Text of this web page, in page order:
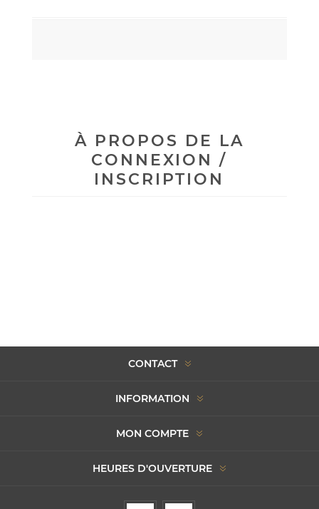
À PROPOS DE LA
CONNEXION /
INSCRIPTION
CONTACT
INFORMATION
MON COMPTE
HEURES D'OUVERTURE